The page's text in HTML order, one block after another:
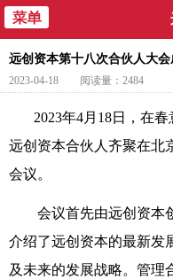
远创资本第十八次合伙人大
2023-04-18 阅读量：2484
2023年4月18日，在
远创资本合伙人齐聚在北
会议。
会议首先由远创资本
介绍了远创资本的最新发
及未来的发展战略。管理